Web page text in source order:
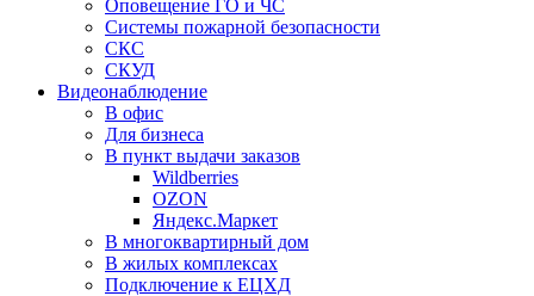
Оповещение ГО и ЧС
Системы пожарной безопасности
СКС
СКУД
Видеонаблюдение
В офис
Для бизнеса
В пункт выдачи заказов
Wildberries
OZON
Яндекс.Маркет
В многоквартирный дом
В жилых комплексах
Подключение к ЕЦХД